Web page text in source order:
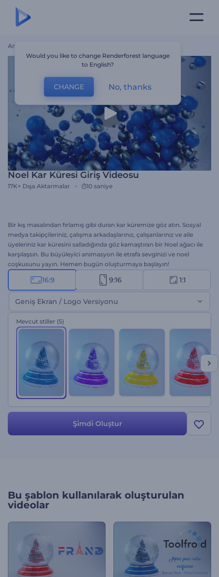
Ana Sayfa
Noel Kar Küresi Giriş Videosu
17K+ Dışa Aktarmalar 10 saniye
Bir kış masalından fırlamış gibi duran kar küremize göz atın. Sosyal
medya takipçileriniz, çalışma arkadaşlarınız, çalışanlarınız ve aile
üyeleriniz kar küresini salladığında göz kamaştıran bir Noel ağacı ile
karşılaşsın. Bu büyüleyici animasyon ile etrafa sevginizi ve noel
coşkusunu yayın. Hemen bugün oluşturmaya başlayın!
16:9 9:16 1:1
Geniş Ekran / Logo Versiyonu
Mevcut stiller (5)
Şi̇mdi̇ Oluştur
Bu şablon kullanılarak oluşturulan
videolar
Would you like to change Renderforest language
to English?
CHANGE No, thanks